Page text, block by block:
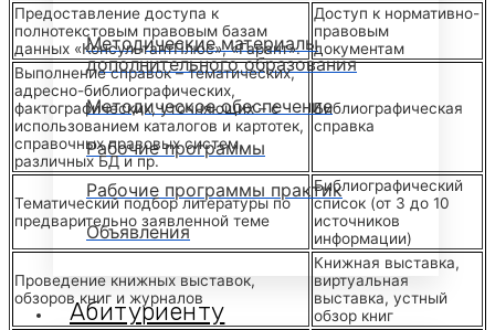
Методические материалы
дополнительного образования
Методическое обеспечение
Рабочие программы
Рабочие программы практик
Объявления
Абитуриенту
Предоставление доступа к
полнотекстовым правовым базам
данных «КонсультантПлюс», «Гарант».
Доступ к нормативно-
правовым
документам
Выполнение справок – тематических,
адресно-библиографических,
фактографических, уточняющих – с
использованием каталогов и картотек,
справочных правовых систем,
различных БД и пр.
Библиографическая
справка
Тематический подбор литературы по
предварительно заявленной теме
Библиографический
список (от 3 до 10
источников
информации)
Проведение книжных выставок,
обзоров книг и журналов
Книжная выставка,
виртуальная
выставка, устный
обзор книг